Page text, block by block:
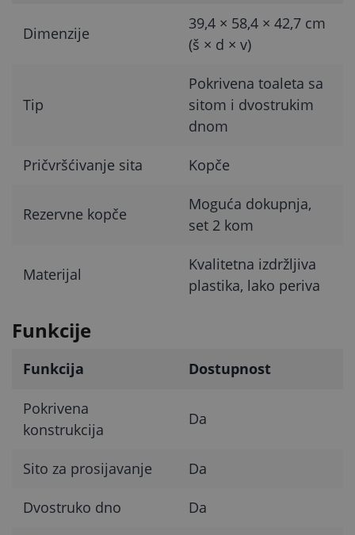
Dimenzije
39,4 × 58,4 × 42,7 cm
(š × d × v)
Tip
Pokrivena toaleta sa
sitom i dvostrukim
dnom
Pričvršćivanje sita Kopče
Rezervne kopče
Moguća dokupnja,
set 2 kom
Materijal
Kvalitetna izdržljiva
plastika, lako periva
Funkcije
Funkcija Dostupnost
Pokrivena
konstrukcija
Da
Sito za prosijavanje Da
Dvostruko dno Da